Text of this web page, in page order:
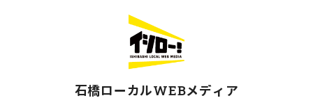
石橋ローカルWEBメディア